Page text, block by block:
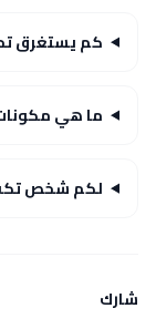
كم يستغرق
ما هي
لكم شخص
شارك